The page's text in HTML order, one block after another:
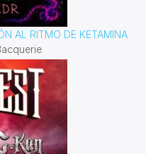
AL RITMO DE KETAMINA